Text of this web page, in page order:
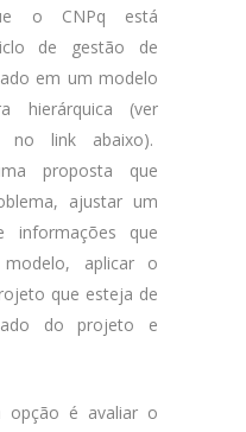
o CNPq está
de gestão de
em um modelo
hierárquica (ver
no link abaixo).
proposta que
ajustar um
informações que
aplicar o
que esteja de
do projeto e
opção é avaliar o